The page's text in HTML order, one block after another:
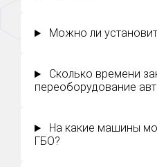
Можно ли
Сколько времени
переоборудование
На какие машины
ГБО?